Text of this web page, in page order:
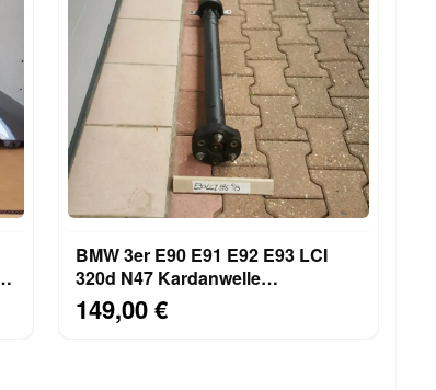
BMW 3er E90 E91 E92 E93 LCI
320d N47 Kardanwelle
Gelenkwelle L 1513 mm 7596886
149,00 €